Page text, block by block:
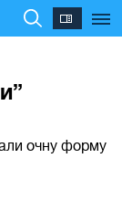
очну форму